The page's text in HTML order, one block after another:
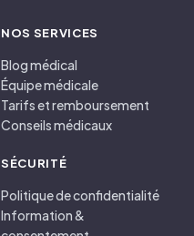
NOS SERVICES
Blog médical
Équipe médicale
Tarifs et remboursement
Conseils médicaux
SÉCURITÉ
Politique de confidentialité
Information &